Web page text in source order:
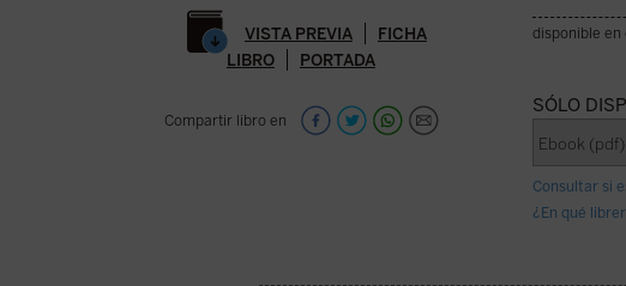
VISTA PREVIA
FICHA
LIBRO
PORTADA
Compartir libro en
disponible en
SÓLO
Consultar si
¿En qué